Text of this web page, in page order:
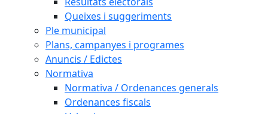
Queixes i suggeriments
Ple municipal
Plans, campanyes i programes
Anuncis / Edictes
Normativa
Normativa / Ordenances generals
Ordenances fiscals